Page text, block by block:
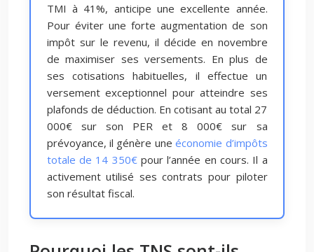
TMI à 41%, anticipe une excellente année.
Pour éviter une forte augmentation de son
impôt sur le revenu, il décide en novembre
de maximiser ses versements. En plus de
ses cotisations habituelles, il effectue un
versement exceptionnel pour atteindre ses
plafonds de déduction. En cotisant au total 27
000€ sur son PER et 8 000€ sur sa
prévoyance, il génère uneéconomie d’impôts
totale de 14 350€pour l’année en cours. Il a
activement utilisé ses contrats pour piloter
son résultat fiscal.